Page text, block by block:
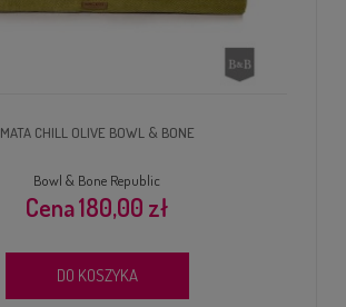
MATA CHILL OLIVE BOWL & BONE
Bowl & Bone Republic
180,00 zł
DO KOSZYKA